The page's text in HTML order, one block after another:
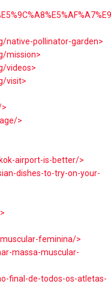
native-pollinator-garden>
mission>
videos>
visit>
>
airport-is-better/>
dishes-to-try-on-your-
feminina/>
massa-muscular-
final-de-todos-os-atletas-